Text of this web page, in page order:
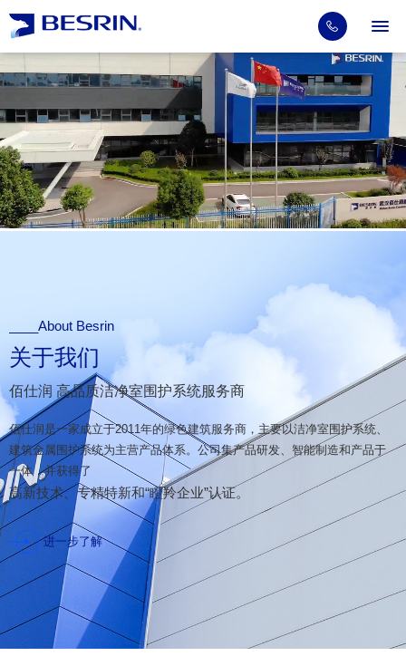
____About Besrin
关于我们
佰仕润 高品质洁净室围护系统服务商
佰仕润是一家成立于2011年的绿色建筑服务商，主要以洁净室围护系统、
建筑金属围护系统为主营产品体系。公司集产品研发、智能制造和产品于
一体，并获得了
高新技术、专精特新和“瞪羚企业”认证。
进一步了解